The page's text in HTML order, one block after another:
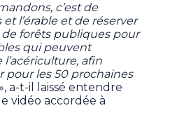
c’est de
l’érable et de réserver
forêts publiques pour
qui peuvent
afin
pour les 50 prochaines
a-t-il laissé entendre
vidéo accordée à